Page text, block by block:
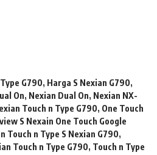
G790, Harga S Nexian G790,
On, Nexian Dual On, Nexian NX-
Touch n Type G790, One Touch
S Nexain One Touch Google
Touch n Type S Nexian G790,
Touch n Type G790, Touch n Type